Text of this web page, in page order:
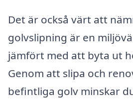
Det är också värt att
golvslipning är en
jämfört med att byta ut
Genom att slipa och
befintliga golv minskar